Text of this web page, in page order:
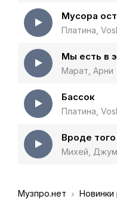
Платина,
Мы есть в
Марат, Арни
Бассок
Платина,
Вроде
Михей,
Музпро.нет Новинки